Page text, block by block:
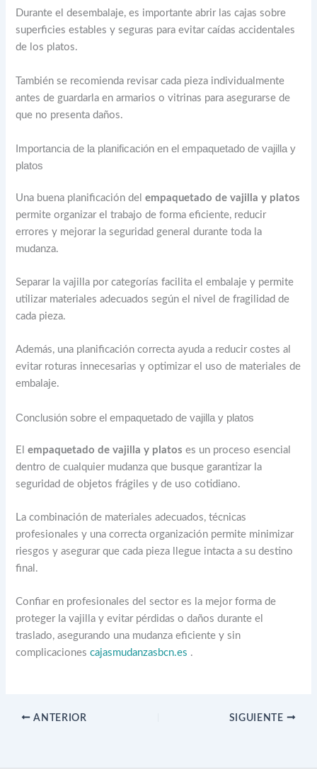
Durante el desembalaje, es importante abrir las cajas sobre
superficies estables y seguras para evitar caídas accidentales
de los platos.
También se recomienda revisar cada pieza individualmente
antes de guardarla en armarios o vitrinas para asegurarse de
que no presenta daños.
Importancia de la planificación en el empaquetado de vajilla y
platos
Una buena planificación delempaquetado de vajilla y platos
permite organizar el trabajo de forma eficiente, reducir
errores y mejorar la seguridad general durante toda la
mudanza.
Separar la vajilla por categorías facilita el embalaje y permite
utilizar materiales adecuados según el nivel de fragilidad de
cada pieza.
Además, una planificación correcta ayuda a reducir costes al
evitar roturas innecesarias y optimizar el uso de materiales de
embalaje.
Conclusión sobre el empaquetado de vajilla y platos
Elempaquetado de vajilla y platos es un proceso esencial
dentro de cualquier mudanza que busque garantizar la
seguridad de objetos frágiles y de uso cotidiano.
La combinación de materiales adecuados, técnicas
profesionales y una correcta organización permite minimizar
riesgos y asegurar que cada pieza llegue intacta a su destino
final.
Confiar en profesionales del sector es la mejor forma de
proteger la vajilla y evitar pérdidas o daños durante el
traslado, asegurando una mudanza eficiente y sin
complicacionescajasmudanzasbcn.es .
ANTERIOR SIGUIENTE